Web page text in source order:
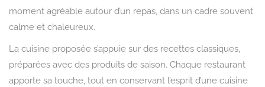
moment agréable autour d’un repas, dans un cadre souvent
calme et chaleureux.
La cuisine proposée s’appuie sur des recettes classiques,
préparées avec des produits de saison. Chaque restaurant
apporte sa touche, tout en conservant l’esprit d’une cuisine